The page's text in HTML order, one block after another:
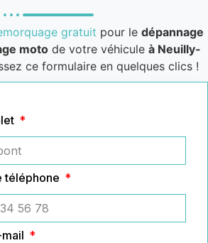
gratuit pour le dépannage
moto de votre véhicule à Neuilly-
ce formulaire en quelques clics !
téléphone